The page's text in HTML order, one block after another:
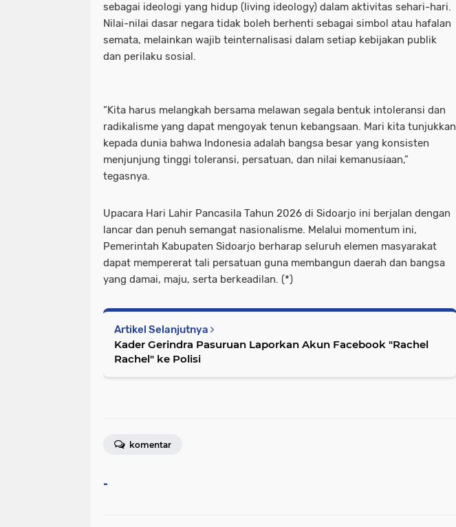
sebagai ideologi yang hidup (living ideology) dalam aktivitas sehari-hari.
Nilai-nilai dasar negara tidak boleh berhenti sebagai simbol atau hafalan
semata, melainkan wajib teinternalisasi dalam setiap kebijakan publik
dan perilaku sosial.
“Kita harus melangkah bersama melawan segala bentuk intoleransi dan
radikalisme yang dapat mengoyak tenun kebangsaan. Mari kita tunjukkan
kepada dunia bahwa Indonesia adalah bangsa besar yang konsisten
menjunjung tinggi toleransi, persatuan, dan nilai kemanusiaan,”
tegasnya.
Upacara Hari Lahir Pancasila Tahun 2026 di Sidoarjo ini berjalan dengan
lancar dan penuh semangat nasionalisme. Melalui momentum ini,
Pemerintah Kabupaten Sidoarjo berharap seluruh elemen masyarakat
dapat mempererat tali persatuan guna membangun daerah dan bangsa
yang damai, maju, serta berkeadilan. (*)
Artikel Selanjutnya
Kader Gerindra Pasuruan Laporkan Akun Facebook "Rachel
Rachel" ke Polisi
komentar
-